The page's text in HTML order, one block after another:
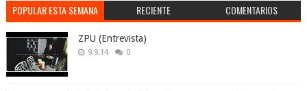
POPULAR ESTA SEMANA RECIENTE COMENTARIOS
ZPU (Entrevista)
9.9.14 0